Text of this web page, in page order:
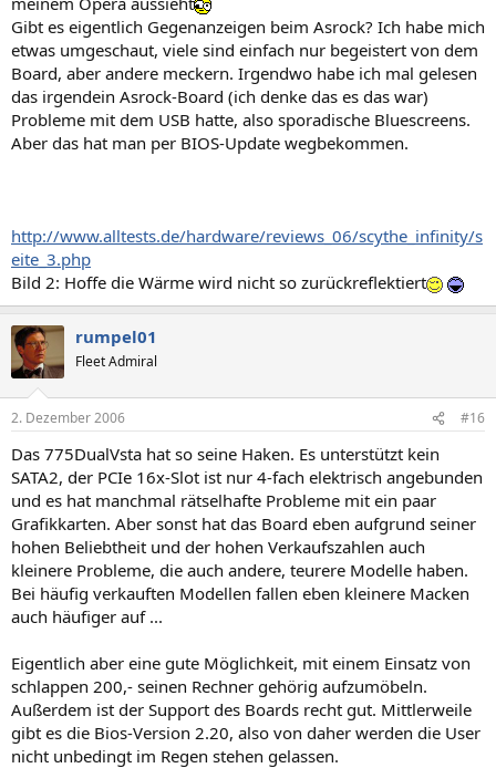
Gibt es eigentlich Gegenanzeigen beim Asrock? Ich habe mich
etwas umgeschaut, viele sind einfach nur begeistert von dem
Board, aber andere meckern. Irgendwo habe ich mal gelesen
das irgendein Asrock-Board (ich denke das es das war)
Probleme mit dem USB hatte, also sporadische Bluescreens.
Aber das hat man per BIOS-Update wegbekommen.
http://www.alltests.de/hardware/reviews_06/scythe_infinity/s
eite_3.php
Bild 2: Hoffe die Wärme wird nicht so zurückreflektiert
rumpel01
Fleet Admiral
2. Dezember 2006 #16
Das 775DualVsta hat so seine Haken. Es unterstützt kein
SATA2, der PCIe 16x-Slot ist nur 4-fach elektrisch angebunden
und es hat manchmal rätselhafte Probleme mit ein paar
Grafikkarten. Aber sonst hat das Board eben aufgrund seiner
hohen Beliebtheit und der hohen Verkaufszahlen auch
kleinere Probleme, die auch andere, teurere Modelle haben.
Bei häufig verkauften Modellen fallen eben kleinere Macken
auch häufiger auf ...
Eigentlich aber eine gute Möglichkeit, mit einem Einsatz von
schlappen 200,- seinen Rechner gehörig aufzumöbeln.
Außerdem ist der Support des Boards recht gut. Mittlerweile
gibt es die Bios-Version 2.20, also von daher werden die User
nicht unbedingt im Regen stehen gelassen.